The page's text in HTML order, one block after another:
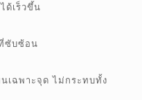
ด้เร็วขึ้น
ซับซ้อน
เฉพาะจุด ไม่กระทบทั้ง